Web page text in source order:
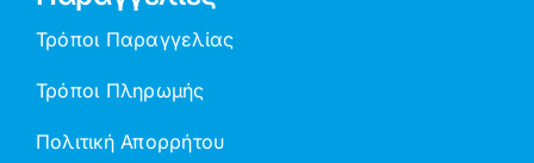
Τρόποι Παραγγελίας
Τρόποι Πληρωμής
Πολιτική Απορρήτου